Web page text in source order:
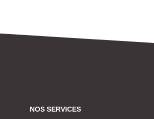
NOS SERVICES